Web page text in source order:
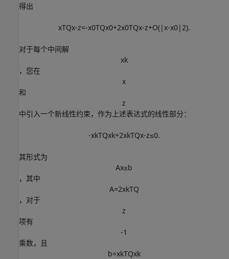
得出
xTQx-z=-x0TQx0+2x0TQx-z+O(|x-x0| 2).
对于每个中间解
xk
，您在
x
和
z
中引入一个新线性约束，作为上述表达式的线性部分：
-xkTQxk+2xkTQx-z≤0.
其形式为
Ax≤b
，其中
A=2xkTQ
，对于
z
项有
-1
乘数，且
b=xkTQxk